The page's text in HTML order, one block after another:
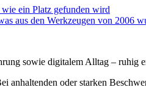
ein Platz gefunden wird
aus den Werkzeugen von 2006
sowie digitalem Alltag – ruhig
anhaltenden oder starken